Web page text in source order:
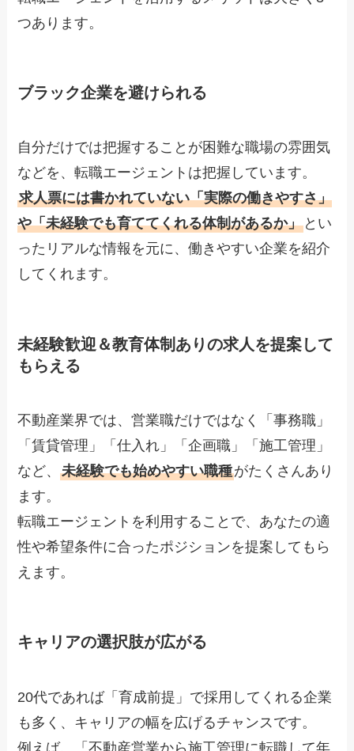
つあります。
ブラック企業を避けられる
自分だけでは把握することが困難な職場の雰囲気
などを、転職エージェントは把握しています。
求人票には書かれていない「実際の働きやすさ」
や「未経験でも育ててくれる体制があるか」 とい
ったリアルな情報を元に、働きやすい企業を紹介
してくれます。
未経験歓迎＆教育体制ありの求人を提案して
もらえる
不動産業界では、営業職だけではなく「事務職」
「賃貸管理」「仕入れ」「企画職」「施工管理」
など、未経験でも始めやすい職種がたくさんあり
ます。
転職エージェントを利用することで、あなたの適
性や希望条件に合ったポジションを提案してもら
えます。
キャリアの選択肢が広がる
20代であれば「育成前提」で採用してくれる企業
も多く、キャリアの幅を広げるチャンスです。
例えば、「不動産営業から施工管理に転職して年